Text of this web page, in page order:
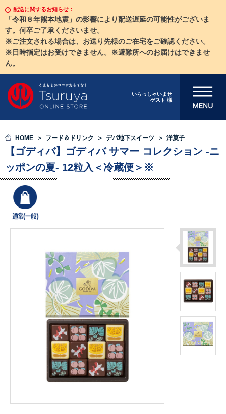
配送に関するお知らせ：
「令和８年熊本地震」の影響により配送遅延の可能性がございま
す。何卒ご了承くださいませ。
※ご注文される場合は、お送り先様のご在宅をご確認ください。
※日時指定はお受けできません。※避難所へのお届けはできませ
ん。
いらっしゃいませ
ゲスト 様
メニューを開
HOME フード＆ドリンク デパ地下スイーツ 洋菓子
【ゴディバ】ゴディバ サマー コレクション -ニ
ッポンの夏- 12粒入＜冷蔵便＞※